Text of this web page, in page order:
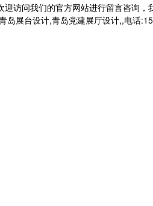
访问我们的官方网站进行留言咨询，
岛展台设计,青岛党建展厅设计,,电话